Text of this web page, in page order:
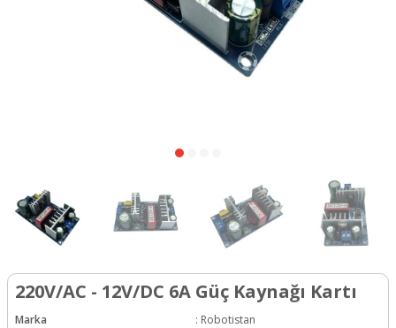
220V/AC - 12V/DC 6A Güç Kaynağı Kartı
Marka : Robotistan